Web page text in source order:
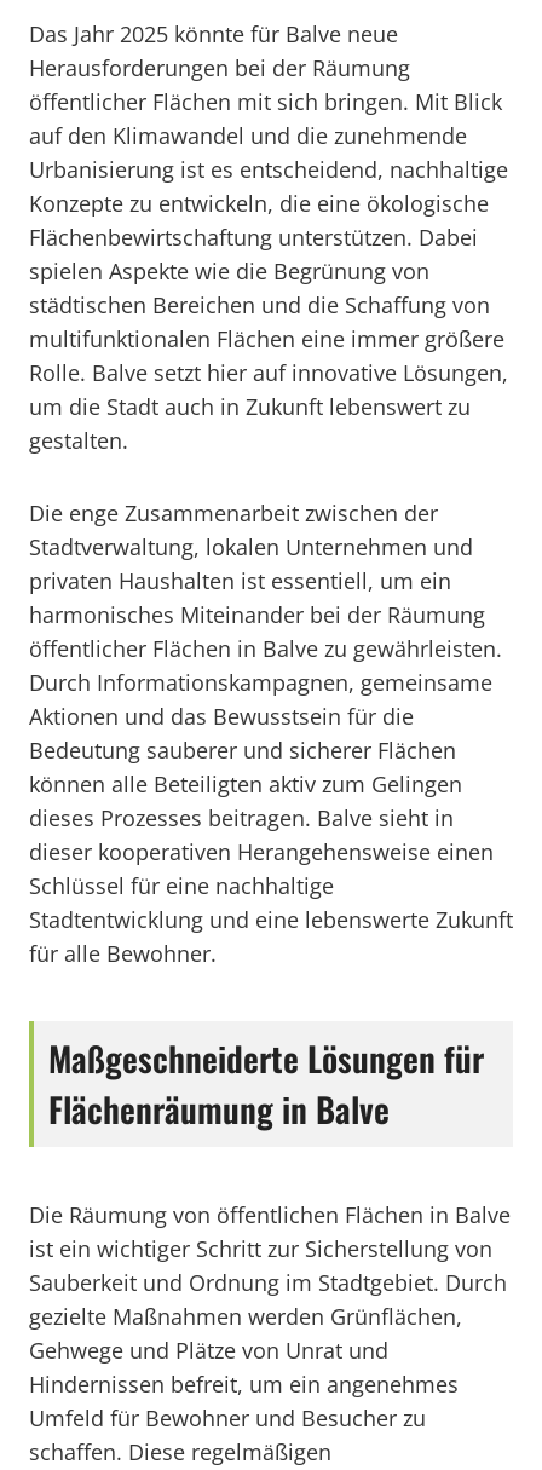
Das Jahr 2025 könnte für Balve neue
Herausforderungen bei der Räumung
öffentlicher Flächen mit sich bringen. Mit Blick
auf den Klimawandel und die zunehmende
Urbanisierung ist es entscheidend, nachhaltige
Konzepte zu entwickeln, die eine ökologische
Flächenbewirtschaftung unterstützen. Dabei
spielen Aspekte wie die Begrünung von
städtischen Bereichen und die Schaffung von
multifunktionalen Flächen eine immer größere
Rolle. Balve setzt hier auf innovative Lösungen,
um die Stadt auch in Zukunft lebenswert zu
gestalten.
Die enge Zusammenarbeit zwischen der
Stadtverwaltung, lokalen Unternehmen und
privaten Haushalten ist essentiell, um ein
harmonisches Miteinander bei der Räumung
öffentlicher Flächen in Balve zu gewährleisten.
Durch Informationskampagnen, gemeinsame
Aktionen und das Bewusstsein für die
Bedeutung sauberer und sicherer Flächen
können alle Beteiligten aktiv zum Gelingen
dieses Prozesses beitragen. Balve sieht in
dieser kooperativen Herangehensweise einen
Schlüssel für eine nachhaltige
Stadtentwicklung und eine lebenswerte Zukunft
für alle Bewohner.
Maßgeschneiderte Lösungen für
Flächenräumung in Balve
Die Räumung von öffentlichen Flächen in Balve
ist ein wichtiger Schritt zur Sicherstellung von
Sauberkeit und Ordnung im Stadtgebiet. Durch
gezielte Maßnahmen werden Grünflächen,
Gehwege und Plätze von Unrat und
Hindernissen befreit, um ein angenehmes
Umfeld für Bewohner und Besucher zu
schaffen. Diese regelmäßigen